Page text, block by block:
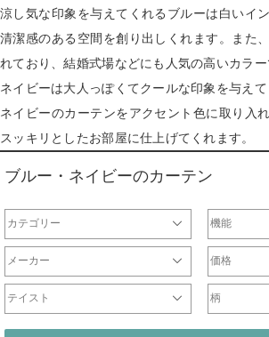
涼し気な印象を与えてくれるブルーは白いイ
清潔感のある空間を創り出しくれます。また
れており、結婚式場などにも人気の高いカラー
ネイビーは大人っぽくてクールな印象を与えて
ネイビーのカーテンをアクセント色に取り入
スッキリとしたお部屋に仕上げてくれます。
ブルー・ネイビーのカーテン
カテゴリー 機能
遮光カーテン
一級遮光カ
非遮光ドレ
防炎カーテン
遮熱カーテン
ウォッシャ
形状記憶カ
防音カーテン
天然素材
ミラーレース
非ミラーレ
UVカットレ
防炎レース
刺繍レース
防虫レース
断熱レース
光触媒レース
防音レース
遮熱レース
チュールレ
ドレープ
レース
メーカー 価格
～2000円
2001円～
5001円～
10001円～
20001円～
テイスト
シンプル
北欧
モダン
ナチュラル
カジュアル
エレガント
クラシック
和
柄
無地ドレー
チェックド
ストライプ
ボーダー
ドット
花
ダマスク柄
幾何学柄